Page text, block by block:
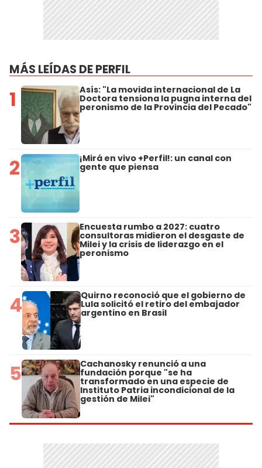
MÁS LEÍDAS DE PERFIL
1 Asís: "La movida internacional de La
Doctora tensiona la pugna interna del
peronismo de la Provincia del Pecado"
2 ¡Mirá en vivo +Perfil!: un canal con
gente que piensa
3 Encuesta rumbo a 2027: cuatro
consultoras midieron el desgaste de
Milei y la crisis de liderazgo en el
peronismo
4 Quirno reconoció que el gobierno de
Lula solicitó el retiro del embajador
argentino en Brasil
5 Cachanosky renunció a una
fundación porque "se ha
transformado en una especie de
Instituto Patria incondicional de la
gestión de Milei"